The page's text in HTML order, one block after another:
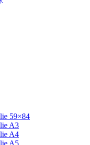
59×84
A3
A4
A5